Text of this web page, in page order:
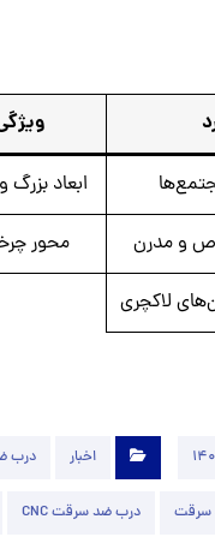
ابعاد
و مدرن محور
لاکچری
اخبار درب
سرقت درب ضد سرقت CNC